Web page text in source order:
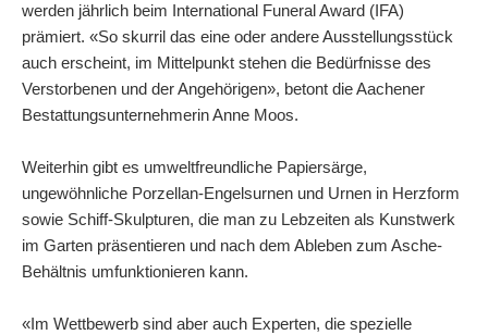
werden jährlich beim International Funeral Award (IFA)
prämiert. «So skurril das eine oder andere Ausstellungsstück
auch erscheint, im Mittelpunkt stehen die Bedürfnisse des
Verstorbenen und der Angehörigen», betont die Aachener
Bestattungsunternehmerin Anne Moos.
Weiterhin gibt es umweltfreundliche Papiersärge,
ungewöhnliche Porzellan-Engelsurnen und Urnen in Herzform
sowie Schiff-Skulpturen, die man zu Lebzeiten als Kunstwerk
im Garten präsentieren und nach dem Ableben zum Asche-
Behältnis umfunktionieren kann.
«Im Wettbewerb sind aber auch Experten, die spezielle